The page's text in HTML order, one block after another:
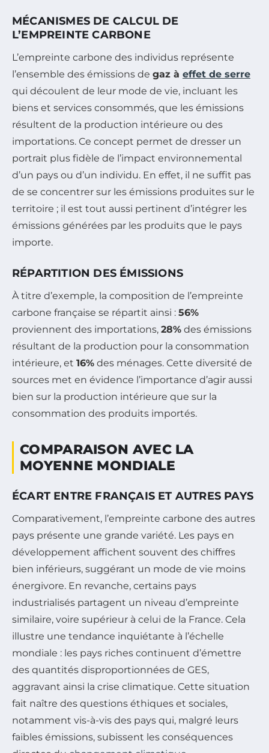
MÉCANISMES DE CALCUL DE
L’EMPREINTE CARBONE
L’empreinte carbone des individus représente
l’ensemble des émissions de gaz à effet de serre
qui découlent de leur mode de vie, incluant les
biens et services consommés, que les émissions
résultent de la production intérieure ou des
importations. Ce concept permet de dresser un
portrait plus fidèle de l’impact environnemental
d’un pays ou d’un individu. En effet, il ne suffit pas
de se concentrer sur les émissions produites sur le
territoire ; il est tout aussi pertinent d’intégrer les
émissions générées par les produits que le pays
importe.
RÉPARTITION DES ÉMISSIONS
À titre d’exemple, la composition de l’empreinte
carbone française se répartit ainsi : 56%
proviennent des importations, 28% des émissions
résultant de la production pour la consommation
intérieure, et 16% des ménages. Cette diversité de
sources met en évidence l’importance d’agir aussi
bien sur la production intérieure que sur la
consommation des produits importés.
COMPARAISON AVEC LA
MOYENNE MONDIALE
ÉCART ENTRE FRANÇAIS ET AUTRES PAYS
Comparativement, l’empreinte carbone des autres
pays présente une grande variété. Les pays en
développement affichent souvent des chiffres
bien inférieurs, suggérant un mode de vie moins
énergivore. En revanche, certains pays
industrialisés partagent un niveau d’empreinte
similaire, voire supérieur à celui de la France. Cela
illustre une tendance inquiétante à l’échelle
mondiale : les pays riches continuent d’émettre
des quantités disproportionnées de GES,
aggravant ainsi la crise climatique. Cette situation
fait naître des questions éthiques et sociales,
notamment vis-à-vis des pays qui, malgré leurs
faibles émissions, subissent les conséquences